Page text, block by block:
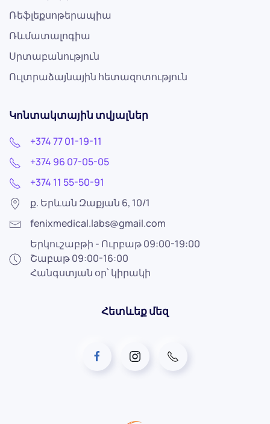
Ռեֆլեքսոթերապիա
Ռևմատալոգիա
Սրտաբանություն
Ուլտրաձայնային հետազոտություն
Կոնտակտային տվյալներ
+374 77 01-19-11
+374 96 07-05-05
+374 11 55-50-91
ք. Երևան Զաքյան 6, 10/1
fenixmedical.labs@gmail.com
Երկուշաբթի - Ուրբաթ 09:00-19:00
Շաբաթ 09:00-16:00
Հանգստյան օր՝ կիրակի
Հետևեք մեզ